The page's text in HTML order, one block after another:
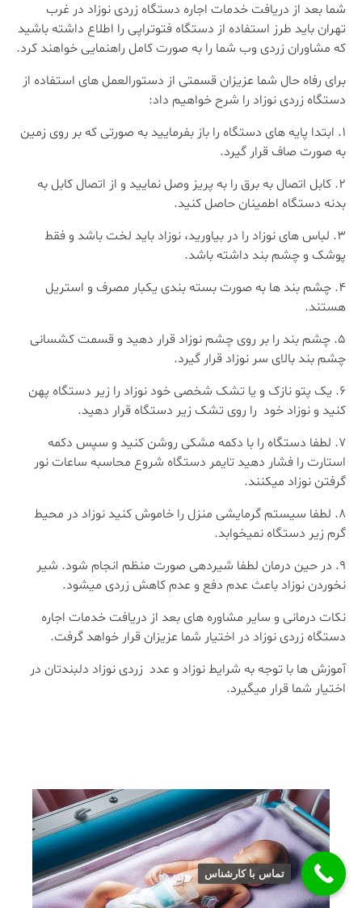
شما بعد از دریافت خدمات اجاره دستگاه زردی نوزاد در غرب
تهران باید طرز استفاده از دستگاه فتوتراپی را اطلاع داشته باشید
که مشاوران زردی وب شما را به صورت کامل راهنمایی خواهند کرد.
برای رفاه حال شما عزیزان قسمتی از دستورالعمل های استفاده از
دستگاه زردی نوزاد را شرح خواهیم داد:
ابتدا پایه های دستگاه را باز بفرمایید به صورتی که بر روی زمین
به صورت صاف قرار گیرد.
کابل اتصال به برق را به پریز وصل نمایید و از اتصال کابل به
بدنه دستگاه اطمینان حاصل کنید.
لباس های نوزاد را در بیاورید، نوزاد باید لخت باشد و فقط
پوشک و چشم بند داشته باشد.
چشم بند ها به صورت بسته بندی یکبار مصرف و استریل
هستند.
چشم بند را بر روی چشم نوزاد قرار دهید و قسمت کشسانی
چشم بند بالای سر نوزاد قرار گیرد.
یک پتو نازک و یا تشک شخصی خود نوزاد را زیر دستگاه پهن
کنید و نوزاد خود را روی تشک زیر دستگاه قرار دهید.
لطفا دستگاه را با دکمه مشکی روشن کنید و سپس دکمه
استارت را فشار دهید تایمر دستگاه شروع محاسبه ساعات نور
گرفتن نوزاد میکنند.
لطفا سیستم گرمایشی منزل را خاموش کنید نوزاد در محیط
گرم زیر دستگاه نمیخوابد.
در حین درمان لطفا شیردهی صورت منظم انجام شود. شیر
نخوردن نوزاد باعث عدم دفع و عدم کاهش زردی میشود.
نکات درمانی و سایر مشاوره های بعد از دریافت خدمات اجاره
دستگاه زردی نوزاد در اختیار شما عزیزان قرار خواهد گرفت.
آموزش ها با توجه به شرایط نوزاد و عدد زردی نوزاد دلبندتان در
اختیار شما قرار میگیرد.
تماس با کارشناس